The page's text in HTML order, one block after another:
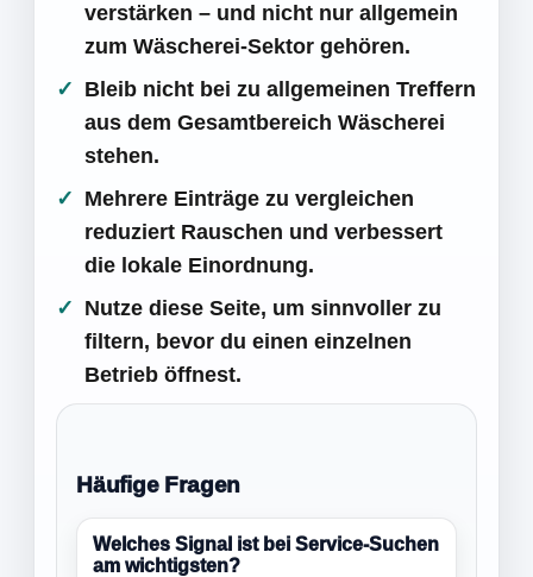
verstärken – und nicht nur allgemein
zum Wäscherei-Sektor gehören.
Bleib nicht bei zu allgemeinen Treffern
aus dem Gesamtbereich Wäscherei
stehen.
Mehrere Einträge zu vergleichen
reduziert Rauschen und verbessert
die lokale Einordnung.
Nutze diese Seite, um sinnvoller zu
filtern, bevor du einen einzelnen
Betrieb öffnest.
Häufige Fragen
Welches Signal ist bei Service-Suchen
am wichtigsten?